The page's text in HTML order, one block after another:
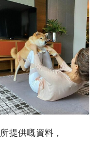
所提供嘅資料，